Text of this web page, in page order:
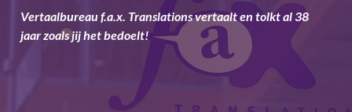
Vertaalbureau f.a.x. Translations vertaalt en tolkt al 38
jaar zoals jij het bedoelt!